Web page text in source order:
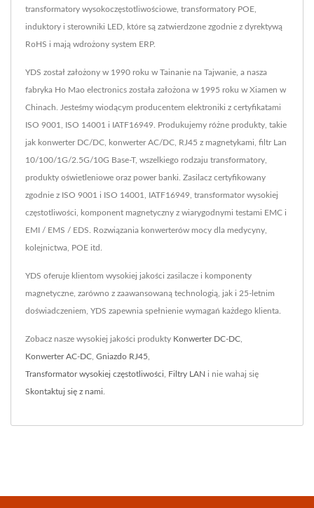
transformatory wysokoczęstotliwościowe, transformatory POE,
induktory i sterowniki LED, które są zatwierdzone zgodnie z dyrektywą
RoHS i mają wdrożony system ERP.
YDS został założony w 1990 roku w Tainanie na Tajwanie, a nasza
fabryka Ho Mao electronics została założona w 1995 roku w Xiamen w
Chinach. Jesteśmy wiodącym producentem elektroniki z certyfikatami
ISO 9001, ISO 14001 i IATF16949. Produkujemy różne produkty, takie
jak konwerter DC/DC, konwerter AC/DC, RJ45 z magnetykami, filtr Lan
10/100/1G/2.5G/10G Base-T, wszelkiego rodzaju transformatory,
produkty oświetleniowe oraz power banki. Zasilacz certyfikowany
zgodnie z ISO 9001 i ISO 14001, IATF16949, transformator wysokiej
częstotliwości, komponent magnetyczny z wiarygodnymi testami EMC i
EMI / EMS / EDS. Rozwiązania konwerterów mocy dla medycyny,
kolejnictwa, POE itd.
YDS oferuje klientom wysokiej jakości zasilacze i komponenty
magnetyczne, zarówno z zaawansowaną technologią, jak i 25-letnim
doświadczeniem, YDS zapewnia spełnienie wymagań każdego klienta.
Zobacz nasze wysokiej jakości produkty Konwerter DC-DC
Konwerter AC-DC Gniazdo RJ45
Transformator wysokiej częstotliwości Filtry LAN i nie wahaj się
Skontaktuj się z nami